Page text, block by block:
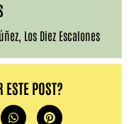
, Los Diez Escalones
POST?